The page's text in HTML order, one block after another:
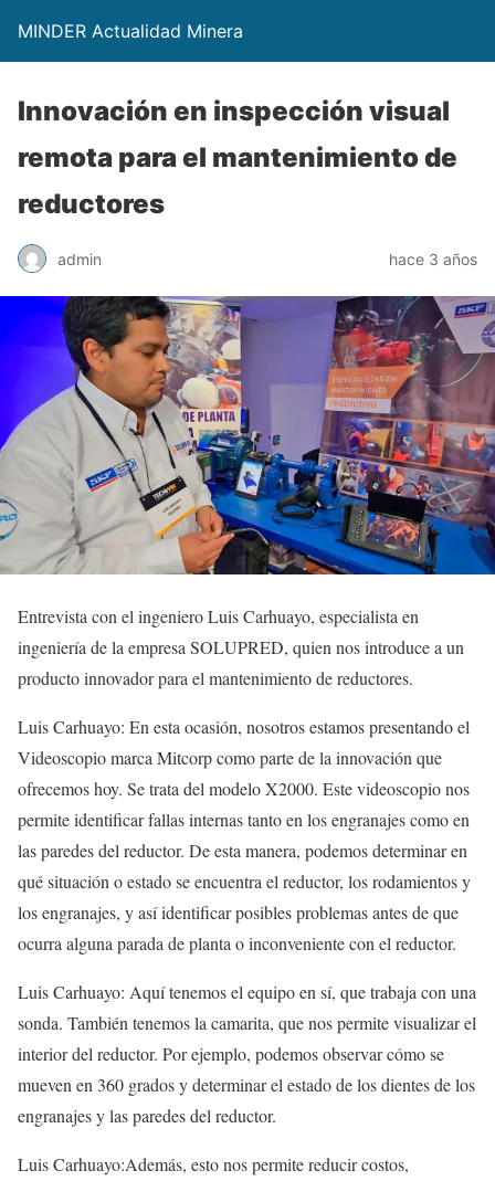
MINDER Actualidad Minera
Innovación en inspección visual
remota para el mantenimiento de
reductores
admin hace 3 años
Entrevista con el ingeniero Luis Carhuayo, especialista en
ingeniería de la empresa SOLUPRED, quien nos introduce a un
producto innovador para el mantenimiento de reductores.
Luis Carhuayo: En esta ocasión, nosotros estamos presentando el
Videoscopio marca Mitcorp como parte de la innovación que
ofrecemos hoy. Se trata del modelo X2000. Este videoscopio nos
permite identificar fallas internas tanto en los engranajes como en
las paredes del reductor. De esta manera, podemos determinar en
qué situación o estado se encuentra el reductor, los rodamientos y
los engranajes, y así identificar posibles problemas antes de que
ocurra alguna parada de planta o inconveniente con el reductor.
Luis Carhuayo: Aquí tenemos el equipo en sí, que trabaja con una
sonda. También tenemos la camarita, que nos permite visualizar el
interior del reductor. Por ejemplo, podemos observar cómo se
mueven en 360 grados y determinar el estado de los dientes de los
engranajes y las paredes del reductor.
Luis Carhuayo:Además, esto nos permite reducir costos,